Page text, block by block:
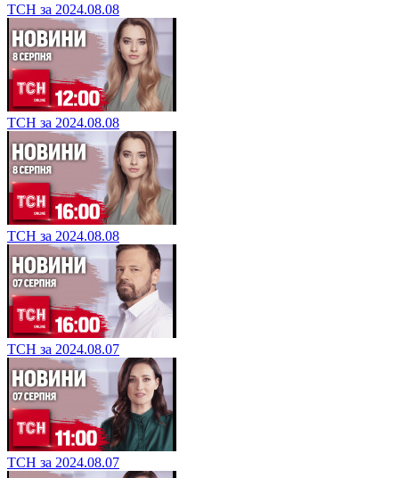
ТСН за 2024.08.08
ТСН за 2024.08.08
ТСН за 2024.08.08
ТСН за 2024.08.07
ТСН за 2024.08.07